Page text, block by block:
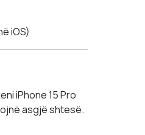
iOS)
iPhone 15 Pro
asgjë shtesë.